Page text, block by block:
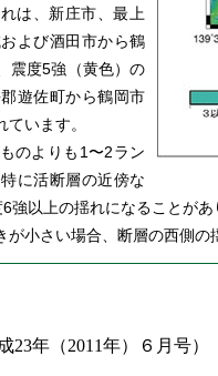
は、新庄市、最上
よび酒田市から鶴
震度5強（黄色）の
遊佐町から鶴岡市
います。
のよりも1〜2ラン
に活断層の近傍な
強以上の揺れになることが
が小さい場合、断層の西側
23年（2011年）６月号）